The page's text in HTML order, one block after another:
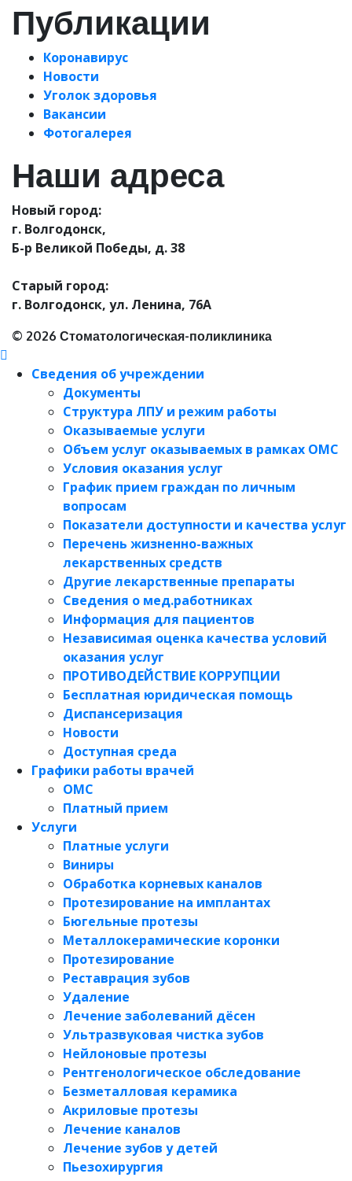
Публикации
Коронавирус
Новости
Уголок здоровья
Вакансии
Фотогалерея
Наши адреса
Новый город:
г. Волгодонск,
Б-р Великой Победы, д. 38
Старый город:
г. Волгодонск, ул. Ленина, 76А
© 2026 Стоматологическая-поликлиника
Сведения об учреждении
Документы
Структура ЛПУ и режим работы
Оказываемые услуги
Объем услуг оказываемых в рамках ОМС
Условия оказания услуг
График прием граждан по личным
вопросам
Показатели доступности и качества услуг
Перечень жизненно-важных
лекарственных средств
Другие лекарственные препараты
Сведения о мед.работниках
Информация для пациентов
Независимая оценка качества условий
оказания услуг
ПРОТИВОДЕЙСТВИЕ КОРРУПЦИИ
Бесплатная юридическая помощь
Диспансеризация
Новости
Доступная среда
Графики работы врачей
ОМС
Платный прием
Услуги
Платные услуги
Виниры
Обработка корневых каналов
Протезирование на имплантах
Бюгельные протезы
Металлокерамические коронки
Протезирование
Реставрация зубов
Удаление
Лечение заболеваний дёсен
Ультразвуковая чистка зубов
Нейлоновые протезы
Рентгенологическое обследование
Безметалловая керамика
Акриловые протезы
Лечение каналов
Лечение зубов у детей
Пьезохирургия